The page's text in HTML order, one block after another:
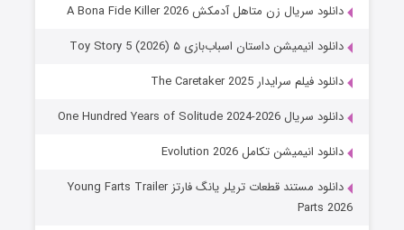
دانلود سریال زن متاهل آدمکش A Bona Fide Killer 2026
دانلود انیمیشن داستان اسباب‌بازی ۵ Toy Story 5 (2026)
دانلود فیلم سرایدار The Caretaker 2025
دانلود سریال One Hundred Years of Solitude 2024-2026
دانلود انیمیشن تکامل Evolution 2026
دانلود مستند قطعات تریلر یانگ فارتز Young Farts Trailer
Parts 2026